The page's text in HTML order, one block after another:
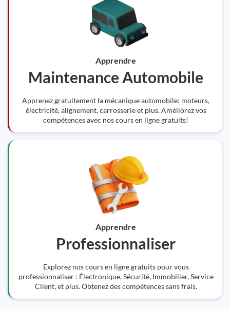
Apprendre
Maintenance Automobile
Apprenez gratuitement la mécanique automobile: moteurs,
électricité, alignement, carrosserie et plus. Améliorez vos
compétences avec nos cours en ligne gratuits!
Apprendre
Professionnaliser
Explorez nos cours en ligne gratuits pour vous
professionnaliser : Électronique, Sécurité, Immobilier, Service
Client, et plus. Obtenez des compétences sans frais.